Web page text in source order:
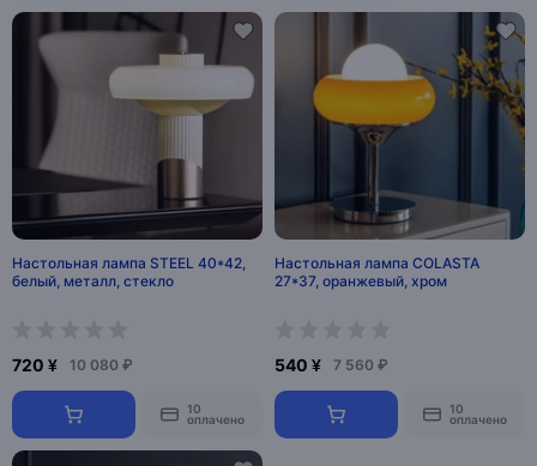
Настольная лампа STEEL 40*42,
белый, металл, стекло
720 ¥ 10 080 ₽
10
оплачено
Настольная лампа COLASTA
27*37, оранжевый, хром
540 ¥ 7 560 ₽
10
оплачено